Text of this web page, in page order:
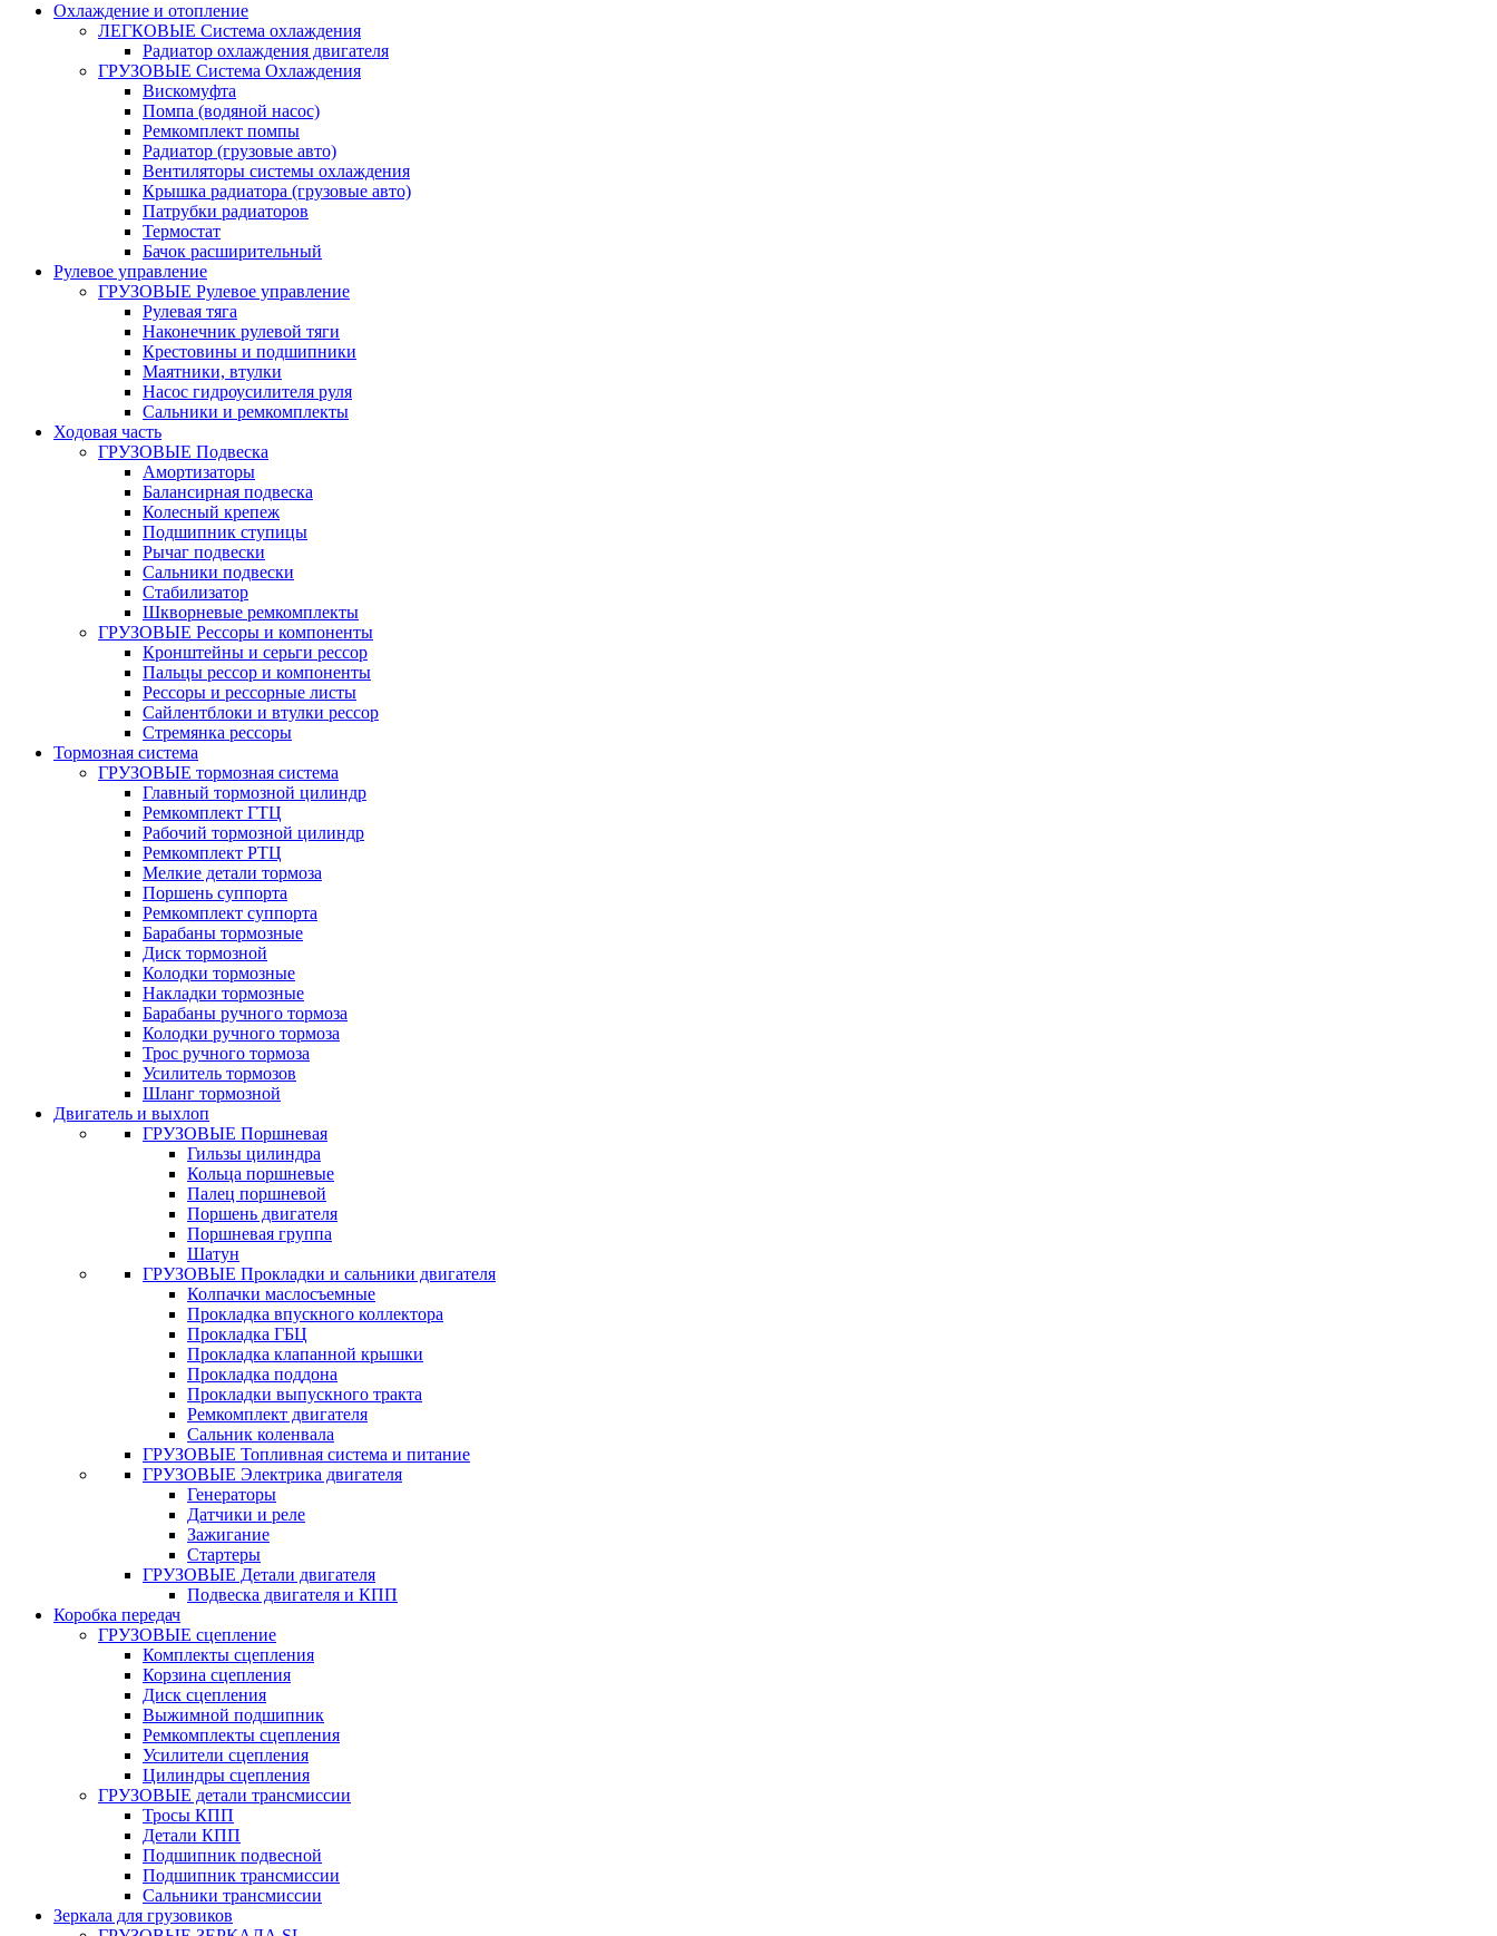
Охлаждение и отопление
ЛЕГКОВЫЕ Система охлаждения
Радиатор охлаждения двигателя
ГРУЗОВЫЕ Система Охлаждения
Вискомуфта
Помпа (водяной насос)
Ремкомплект помпы
Радиатор (грузовые авто)
Вентиляторы системы охлаждения
Крышка радиатора (грузовые авто)
Патрубки радиаторов
Термостат
Бачок расширительный
Рулевое управление
ГРУЗОВЫЕ Рулевое управление
Рулевая тяга
Наконечник рулевой тяги
Крестовины и подшипники
Маятники, втулки
Насос гидроусилителя руля
Сальники и ремкомплекты
Ходовая часть
ГРУЗОВЫЕ Подвеска
Амортизаторы
Балансирная подвеска
Колесный крепеж
Подшипник ступицы
Рычаг подвески
Сальники подвески
Стабилизатор
Шкворневые ремкомплекты
ГРУЗОВЫЕ Рессоры и компоненты
Кронштейны и серьги рессор
Пальцы рессор и компоненты
Рессоры и рессорные листы
Сайлентблоки и втулки рессор
Стремянка рессоры
Тормозная система
ГРУЗОВЫЕ тормозная система
Главный тормозной цилиндр
Ремкомплект ГТЦ
Рабочий тормозной цилиндр
Ремкомплект РТЦ
Мелкие детали тормоза
Поршень суппорта
Ремкомплект суппорта
Барабаны тормозные
Диск тормозной
Колодки тормозные
Накладки тормозные
Барабаны ручного тормоза
Колодки ручного тормоза
Трос ручного тормоза
Усилитель тормозов
Шланг тормозной
Двигатель и выхлоп
ГРУЗОВЫЕ Поршневая
Гильзы цилиндра
Кольца поршневые
Палец поршневой
Поршень двигателя
Поршневая группа
Шатун
ГРУЗОВЫЕ Прокладки и сальники двигателя
Колпачки маслосъемные
Прокладка впускного коллектора
Прокладка ГБЦ
Прокладка клапанной крышки
Прокладка поддона
Прокладки выпускного тракта
Ремкомплект двигателя
Сальник коленвала
ГРУЗОВЫЕ Топливная система и питание
ГРУЗОВЫЕ Электрика двигателя
Генераторы
Датчики и реле
Зажигание
Стартеры
ГРУЗОВЫЕ Детали двигателя
Подвеска двигателя и КПП
Коробка передач
ГРУЗОВЫЕ сцепление
Комплекты сцепления
Корзина сцепления
Диск сцепления
Выжимной подшипник
Ремкомплекты сцепления
Усилители сцепления
Цилиндры сцепления
ГРУЗОВЫЕ детали трансмиссии
Тросы КПП
Детали КПП
Подшипник подвесной
Подшипник трансмиссии
Сальники трансмиссии
Зеркала для грузовиков